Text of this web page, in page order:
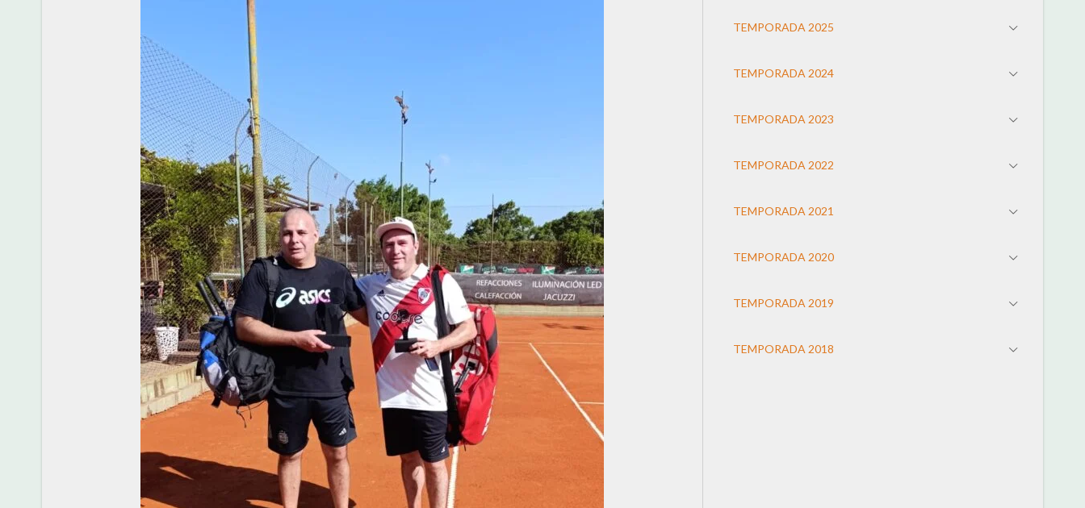
TEMPORADA 2025
TEMPORADA 2024
TEMPORADA 2023
TEMPORADA 2022
TEMPORADA 2021
TEMPORADA 2020
TEMPORADA 2019
TEMPORADA 2018